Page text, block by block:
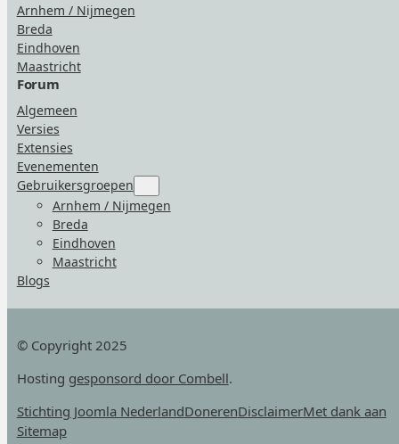
Arnhem / Nijmegen
Breda
Eindhoven
Maastricht
Forum
Algemeen
Versies
Extensies
Evenementen
Gebruikersgroepen
for
“Gebruikersgroepen”
Arnhem / Nijmegen
Breda
Eindhoven
Maastricht
Blogs
© Copyright 2025
Hosting gesponsord door Combell.
Stichting Joomla NederlandDonerenDisclaimerMet dank aan
Sitemap